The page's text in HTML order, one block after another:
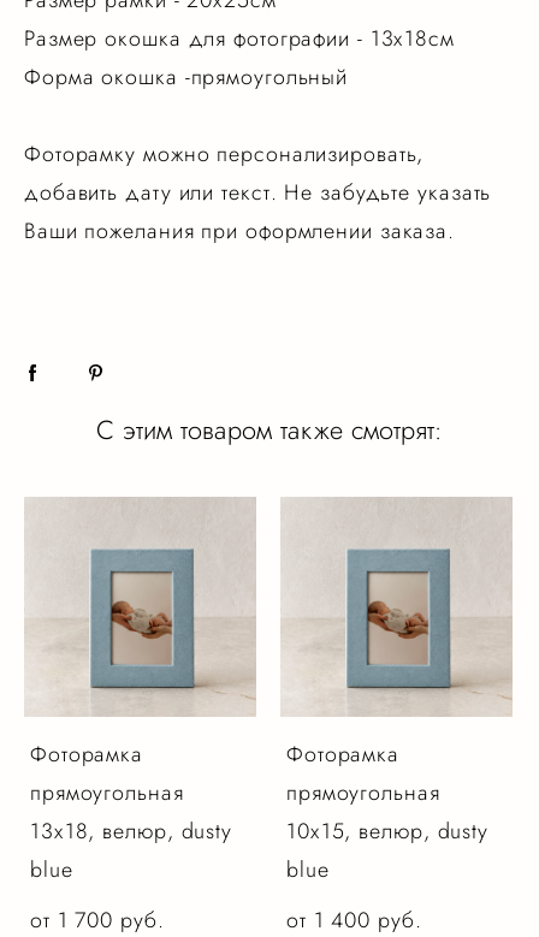
Размер окошка для фотографии - 13х18см
Форма окошка -прямоугольный
Фоторамку можно персонализировать,
добавить дату или текст. Не забудьте указать
Ваши пожелания при оформлении заказа.
С этим товаром также смотрят:
Фоторамка
прямоугольная
13х18, велюр, dusty
blue
от 1 700 pуб.
Фоторамка
прямоугольная
10х15, велюр, dusty
blue
от 1 400 pуб.